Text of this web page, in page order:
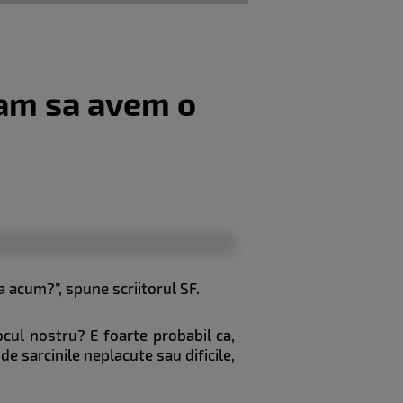
sa avem o
spune scriitorul SF.
nostru? E foarte probabil ca,
sarcinile neplacute sau dificile,